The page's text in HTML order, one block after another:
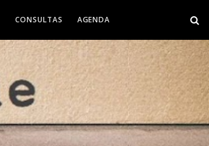
CONSULTAS AGENDA